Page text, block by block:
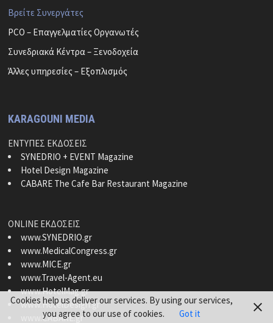
Βρείτε Συνεργάτες
PCO – Επαγγελματίες Οργανωτές
Συνεδριακά Κέντρα – Ξενοδοχεία
Άλλες υπηρεσίες – Εξοπλισμός
KARAGOUNI MEDIA
ΕΝΤΥΠΕΣ ΕΚΔΟΣΕΙΣ
SYNEDRIO + EVENT Magazine
Hotel Design Magazine
CABARE The Cafe Bar Restaurant Magazine
ONLINE ΕΚΔΟΣΕΙΣ
www.SYNEDRIO.gr
www.MedicalCongress.gr
www.MICE.gr
www.Travel-Agent.eu
www.HotelMag.gr
www.HotelDesign.gr
www.CABARE.gr
Cookies help us deliver our services. By using our services,
you agree to our use of cookies.
Got it